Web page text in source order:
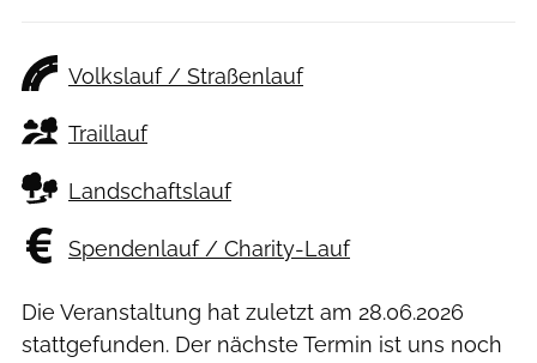
Volkslauf / Straßenlauf
Traillauf
Landschaftslauf
Spendenlauf / Charity-Lauf
Die Veranstaltung hat zuletzt am 28.06.2026
stattgefunden. Der nächste Termin ist uns noch